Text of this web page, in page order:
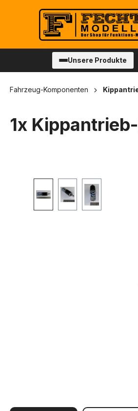
Zur Hauptnavigation
Unsere Produkte
Fahrzeug-Komponenten
1x
Bildergalerie überspringen